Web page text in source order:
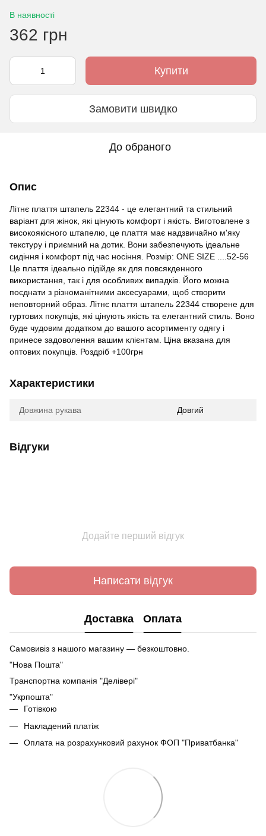
В наявності
362 грн
Купити
Замовити швидко
До обраного
Опис
Літнє плаття штапель 22344 - це елегантний та стильний
варіант для жінок, які цінують комфорт і якість. Виготовлене з
високоякісного штапелю, це плаття має надзвичайно м'яку
текстуру і приємний на дотик. Вони забезпечують ідеальне
сидіння і комфорт під час носіння. Розмір: ONE SIZE ....52-56
Це плаття ідеально підійде як для повсякденного
використання, так і для особливих випадків. Його можна
поєднати з різноманітними аксесуарами, щоб створити
неповторний образ. Літнє плаття штапель 22344 створене для
гуртових покупців, які цінують якість та елегантний стиль. Воно
буде чудовим додатком до вашого асортименту одягу і
принесе задоволення вашим клієнтам. Ціна вказана для
оптових покупців. Роздріб +100грн
Характеристики
Довжина рукава Довгий
Відгуки
Додайте перший відгук
Написати відгук
Доставка Оплата
Самовивіз з нашого магазину — безкоштовно.
"Нова Пошта"
Транспортна компанія "Делівері"
"Укрпошта"
Готівкою
Накладений платіж
Оплата на розрахунковий рахунок ФОП "Приватбанка"